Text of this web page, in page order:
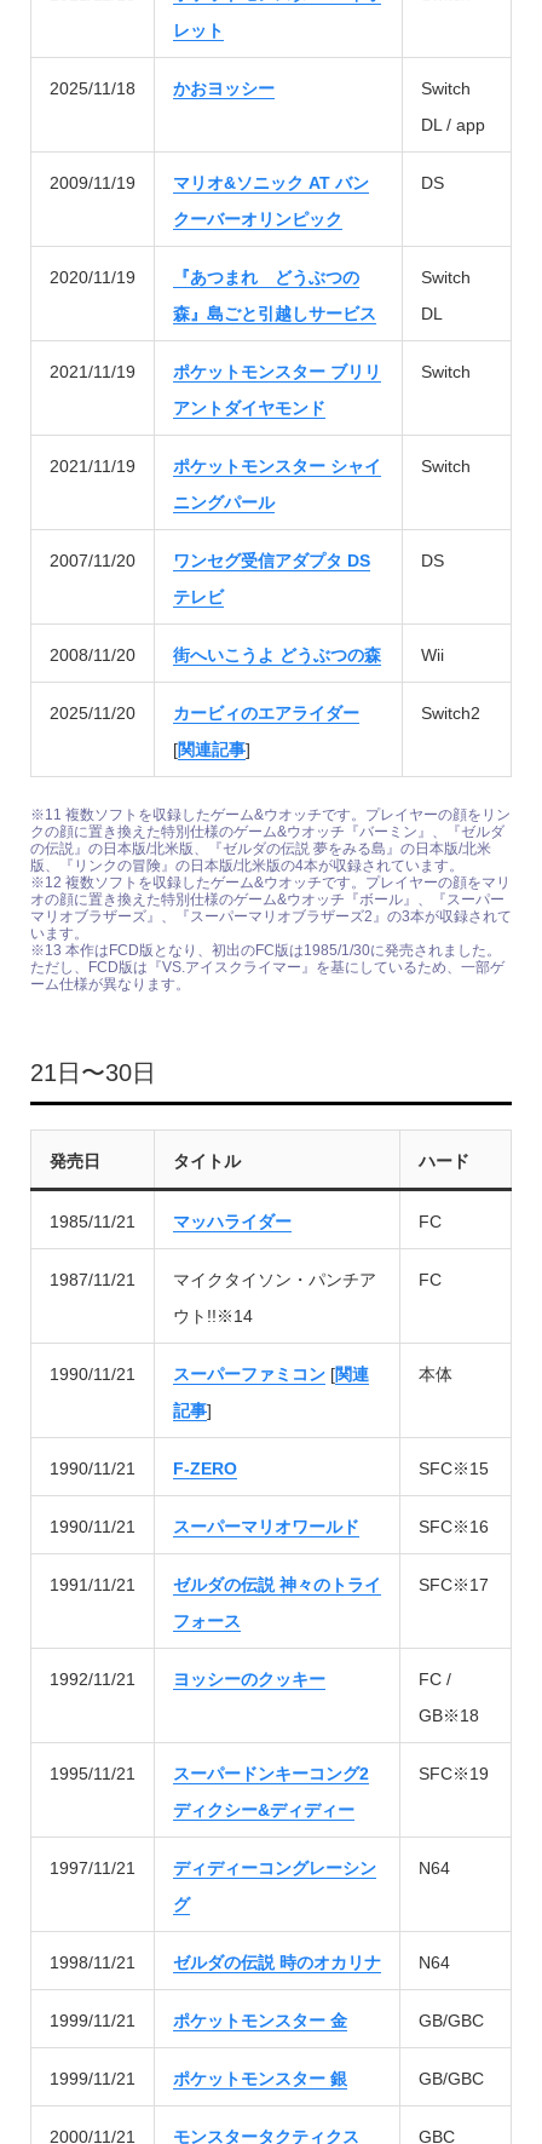
レット
2025/11/18 かおヨッシー
Switch
DL / app
2009/11/19
マリオ&ソニック AT バン
クーバーオリンピック
DS
2020/11/19
『あつまれ どうぶつの
森』島ごと引越しサービス
Switch
DL
2021/11/19
ポケットモンスター ブリリ
アントダイヤモンド
Switch
2021/11/19
ポケットモンスター シャイ
ニングパール
Switch
2007/11/20
ワンセグ受信アダプタ DS
テレビ
DS
2008/11/20 街へいこうよ どうぶつの森 Wii
2025/11/20
カービィのエアライダー
[関連記事]
Switch2
※11 複数ソフトを収録したゲーム&ウオッチです。プレイヤーの顔をリン
クの顔に置き換えた特別仕様のゲーム&ウオッチ『バーミン』、『ゼルダ
の伝説』の日本版/北米版、『ゼルダの伝説 夢をみる島』の日本版/北米
版、『リンクの冒険』の日本版/北米版の4本が収録されています。
※12 複数ソフトを収録したゲーム&ウオッチです。プレイヤーの顔をマリ
オの顔に置き換えた特別仕様のゲーム&ウオッチ『ボール』、『スーパー
マリオブラザーズ』、『スーパーマリオブラザーズ2』の3本が収録されて
います。
※13 本作はFCD版となり、初出のFC版は1985/1/30に発売されました。
ただし、FCD版は『VS.アイスクライマー』を基にしているため、一部ゲ
ーム仕様が異なります。
21日〜30日
発売日 タイトル ハード
1985/11/21 マッハライダー FC
1987/11/21
マイクタイソン・パンチア
ウト!!※14
FC
1990/11/21 スーパーファミコン[関連
記事]
本体
1990/11/21 F-ZERO SFC※15
1990/11/21 スーパーマリオワールド SFC※16
1991/11/21
ゼルダの伝説 神々のトライ
フォース
SFC※17
1992/11/21 ヨッシーのクッキー
FC /
GB※18
1995/11/21
スーパードンキーコング2
ディクシー&ディディー
SFC※19
1997/11/21
ディディーコングレーシン
グ
N64
1998/11/21 ゼルダの伝説 時のオカリナ N64
1999/11/21 ポケットモンスター 金 GB/GBC
1999/11/21 ポケットモンスター 銀 GB/GBC
2000/11/21 モンスタータクティクス GBC